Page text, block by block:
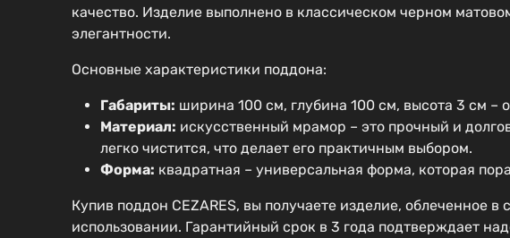
качество. Изделие выполнено в классическом черном
элегантности.
Основные характеристики поддона:
Габариты: ширина 100 см, глубина 100 см, высота 3 см –
Материал: искусственный мрамор – это прочный и
легко чистится, что делает его практичным выбором.
Форма: квадратная – универсальная форма, которая
Купив поддон CEZARES, вы получаете изделие, облеченное
использовании. Гарантийный срок в 3 года подтверждает